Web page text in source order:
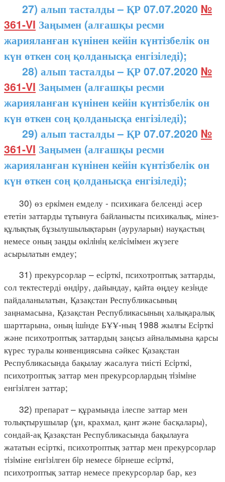
27) алып тасталды – ҚР 07.07.2020 №
361-VI Заңымен (алғашқы ресми
жарияланған күнінен кейін күнтізбелік он
күн өткен соң қолданысқа енгізіледі);
28) алып тасталды – ҚР 07.07.2020 №
361-VI Заңымен (алғашқы ресми
жарияланған күнінен кейін күнтізбелік он
күн өткен соң қолданысқа енгізіледі);
29) алып тасталды – ҚР 07.07.2020 №
361-VI Заңымен (алғашқы ресми
жарияланған күнінен кейін күнтізбелік он
күн өткен соң қолданысқа енгізіледі);
30) өз еркiмен емделу - психикаға белсенді әсер
ететін заттарды тұтынуға байланысты психикалық, мінез-
құлықтық бұзылушылықтарын (ауруларын) науқастың
немесе оның заңды өкiлiнiң келiсiмiмен жүзеге
асырылатын емдеу;
31) прекурсорлар – есiрткi, психотроптық заттарды,
сол тектестерді өндiру, дайындау, қайта өңдеу кезiнде
пайдаланылатын, Қазақстан Республикасының
заңнамасына, Қазақстан Республикасының халықаралық
шарттарына, оның iшiнде БҰҰ-ның 1988 жылғы Есiрткi
және психотроптық заттардың заңсыз айналымына қарсы
күрес туралы конвенциясына сәйкес Қазақстан
Республикасында бақылау жасалуға тиісті Есiрткi,
психотроптық заттар мен прекурсорлардың тiзiмiне
енгiзiлген заттар;
32) препарат – құрамында ілеспе заттар мен
толықтырушылар (ұн, крахмал, қант және басқалары),
сондай-ақ Қазақстан Республикасында бақылауға
жататын есірткі, психотроптық заттар мен прекурсорлар
тiзiміне енгiзiлген бiр немесе бiрнеше есiрткi,
психотроптық заттар немесе прекурсорлар бар, кез